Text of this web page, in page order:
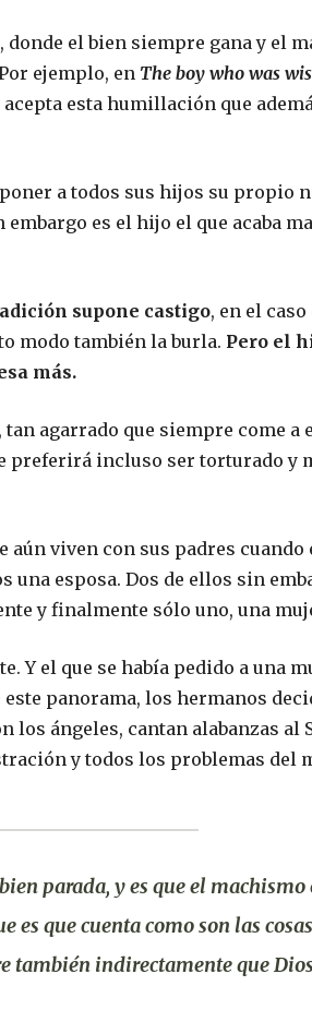
el bien siempre gana y el
ejemplo, en The boy who was
esta humillación que
a todos sus hijos su propio
es el hijo el que acaba
supone castigo, en el
modo también la burla. Pero el
más.
agarrado que siempre come a
preferirá incluso ser torturado y
aún viven con sus padres cuando
una esposa. Dos de ellos sin
y finalmente sólo uno, una
Y el que se había pedido a una
panorama, los hermanos
los ángeles, cantan alabanzas al
y todos los problemas del
parada, y es queel machismo
es que cuenta como son las cosas
también indirectamente que Dios